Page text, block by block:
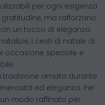
per ogni esigenza
ma rafforzano
un tocco di eleganza.
i cesti di natale di
occasione speciale e
tradizione amata durante
ed eleganza. Per
modo raffinato per